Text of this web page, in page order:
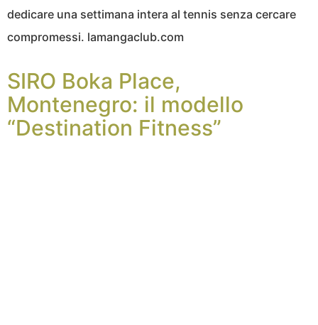
dedicare una settimana intera al tennis senza cercare
compromessi. lamangaclub.com
SIRO Boka Place,
Montenegro: il modello
“Destination Fitness”